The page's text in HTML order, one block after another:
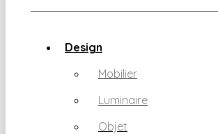
Design
Mobilier
Luminaire
Objet